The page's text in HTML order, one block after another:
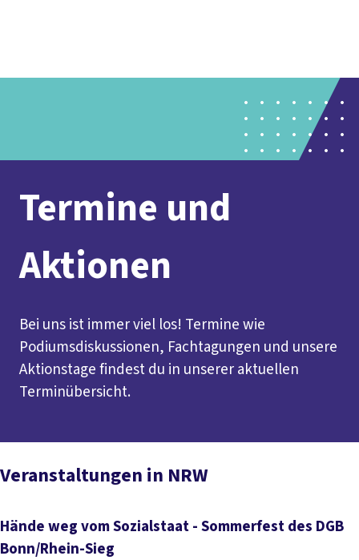
Service
Mitmachen
Termine und
Aktionen
Bei uns ist immer viel los! Termine wie
Podiumsdiskussionen, Fachtagungen und unsere
Aktionstage findest du in unserer aktuellen
Terminübersicht.
Veranstaltungen in NRW
Hände weg vom Sozialstaat - Sommerfest des DGB
Bonn/Rhein-Sieg